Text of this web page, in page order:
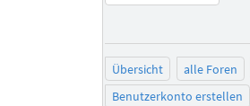
Übersicht alle Foren
Benutzerkonto erstellen